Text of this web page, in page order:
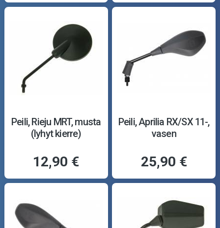
Peili, Rieju MRT, musta
(lyhyt kierre)
12,90 €
Peili, Aprilia RX/SX 11-,
vasen
25,90 €